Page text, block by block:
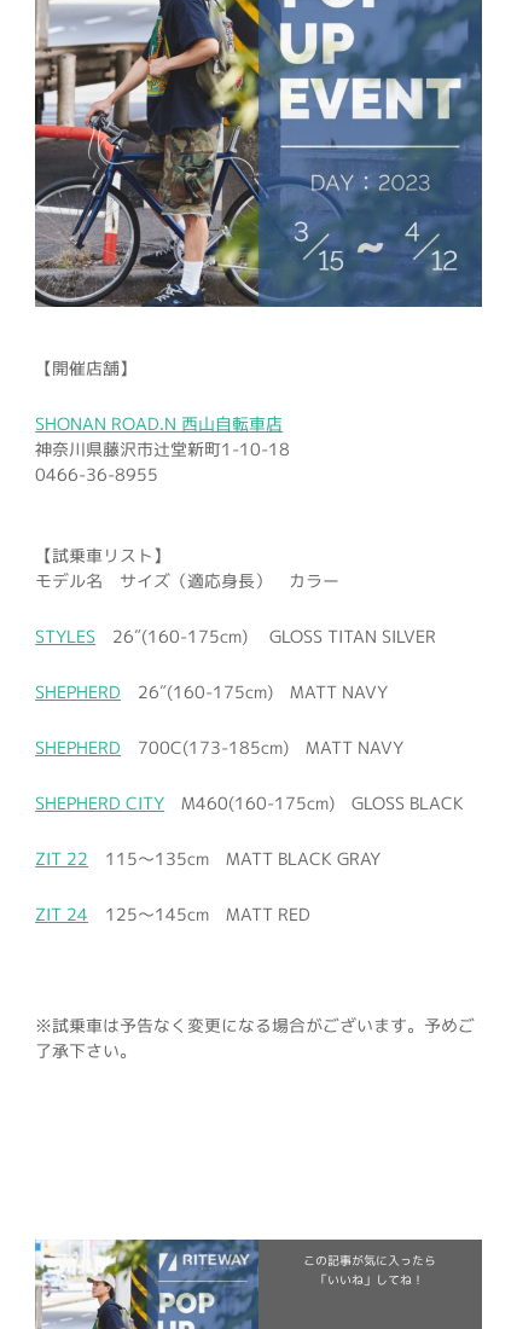
【開催店舗】
SHONAN ROAD.N 西山自転車店
神奈川県藤沢市辻堂新町1-10-18
0466-36-8955
【試乗車リスト】
モデル名 サイズ（適応身長） カラー
STYLES 26″(160-175cm) GLOSS TITAN SILVER
SHEPHERD 26″(160-175cm) MATT NAVY
SHEPHERD 700C(173-185cm) MATT NAVY
SHEPHERD CITY M460(160-175cm) GLOSS BLACK
ZIT 22 115〜135cm MATT BLACK GRAY
ZIT 24 125〜145cm MATT RED
※試乗車は予告なく変更になる場合がございます。予めご
了承下さい。
この記事が気に入ったら
「いいね」してね！